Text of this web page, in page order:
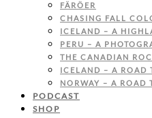
FÄRÖER
CHASING FALL
ICELAND – A
PERU – A
THE CANADIAN
ICELAND – A ROAD
NORWAY – A ROAD
PODCAST
SHOP